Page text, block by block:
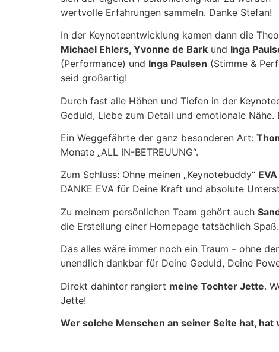
wertvolle Erfahrungen sammeln. Danke Stefan!
In der Keynoteentwicklung kamen dann die
Michael Ehlers, Yvonne de Bark und Inga
(Performance) und Inga Paulsen (Stimme &
seid großartig!
Durch fast alle Höhen und Tiefen in der
Geduld, Liebe zum Detail und emotionale Nähe.
Ein Weggefährte der ganz besonderen Art:
Monate „ALL IN-BETREUUNG“.
Zum Schluss: Ohne meinen „Keynotebuddy“
DANKE EVA für Deine Kraft und absolute
Zu meinem persönlichen Team gehört auch
die Erstellung einer Homepage tatsächlich
Das alles wäre immer noch ein Traum – ohne
unendlich dankbar für Deine Geduld, Deine
Direkt dahinter rangiert meine Tochter Jette.
Jette!
Wer solche Menschen an seiner Seite hat,